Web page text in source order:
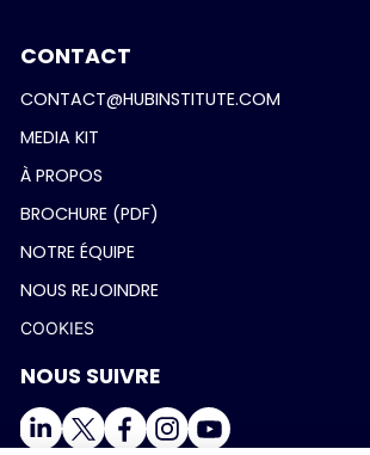
CONTACT
CONTACT@HUBINSTITUTE.COM
MEDIA KIT
À PROPOS
BROCHURE (PDF)
NOTRE ÉQUIPE
NOUS REJOINDRE
COOKIES
NOUS SUIVRE